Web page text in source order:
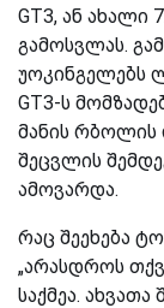
GT3, ან ახალი
გამოსვლას.
უოკინგელებს
GT3-ს
მანის რბოლის
შეცვლის
ამოვარდა.
რაც შეეხება
„არასდროს
საქმეა.